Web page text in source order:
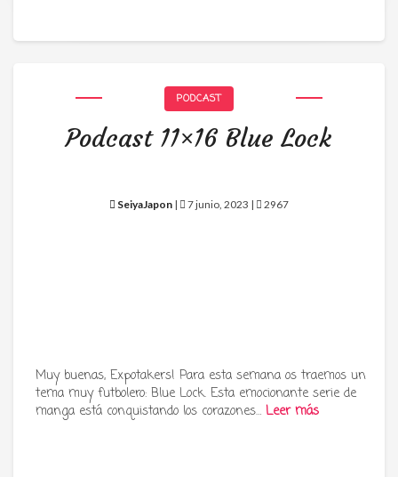
PODCAST
Podcast 11×16 Blue Lock
SeiyaJapon | 7 junio, 2023 | 2967
Muy buenas, Expotakers! Para esta semana os traemos un
tema muy futbolero: Blue Lock. Esta emocionante serie de
manga está conquistando los corazones… Leer más